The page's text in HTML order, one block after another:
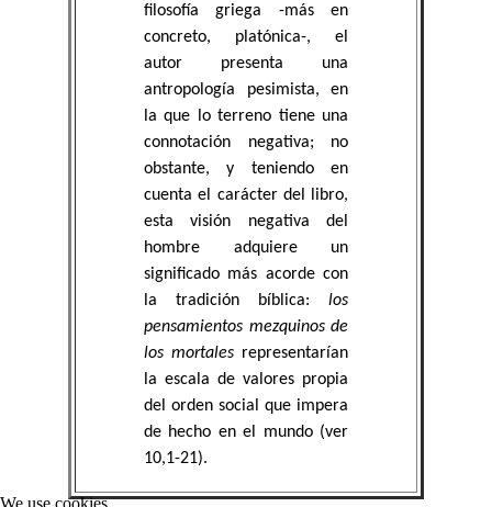
filosofía griega -más en
concreto, platónica-, el
autor presenta una
antropología pesimista, en
la que lo terreno tiene una
connotación negativa; no
obstante, y teniendo en
cuenta el carácter del libro,
esta visión negativa del
hombre adquiere un
significado más acorde con
la tradición bíblica: los
pensamientos mezquinos de
los mortales representarían
la escala de valores propia
del orden social que impera
de hecho en el mundo (ver
10,1-21).
We use cookies